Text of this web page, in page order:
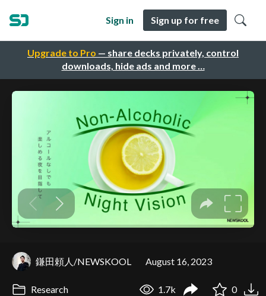
Upgrade to Pro — share decks privately, control
downloads, hide ads and more …
Sign in Sign up for free
鎌田頼人/NEWSKOOL August 16, 2023
Research 1.7k 0